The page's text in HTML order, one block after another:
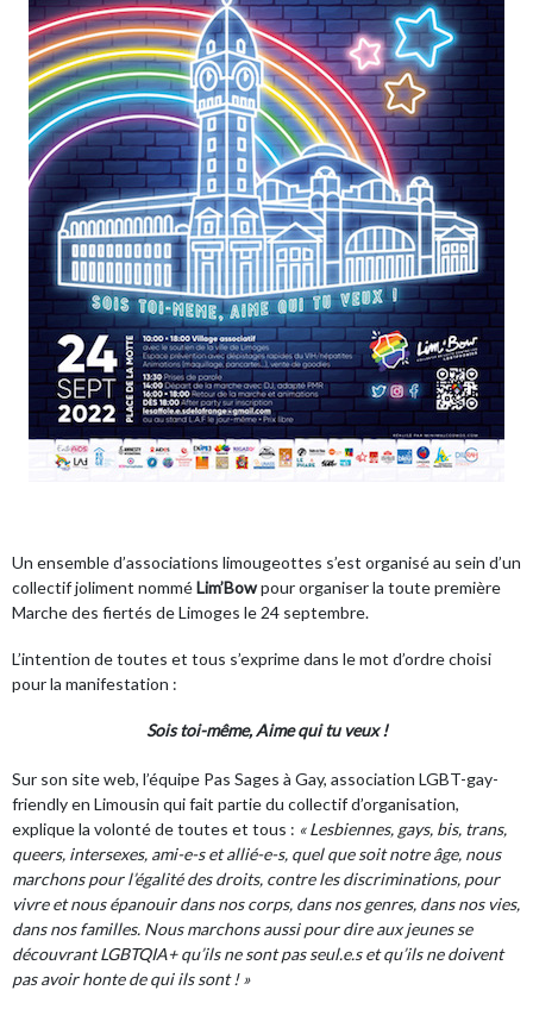
Un ensemble d’associations limougeottes s’est organisé au sein d’un
collectif joliment nomméLim’Bowpour organiser la toute première
Marche des fiertés de Limoges le 24 septembre.
L’intention de toutes et tous s’exprime dans le mot d’ordre choisi
pour la manifestation :
Sois toi-même, Aime qui tu veux !
Sur son site web, l’équipe Pas Sages à Gay, association LGBT-gay-
friendly en Limousin qui fait partie du collectif d’organisation,
explique la volonté de toutes et tous : « Lesbiennes, gays, bis, trans,
queers, intersexes, ami-e-s et allié-e-s, quel que soit notre âge, nous
marchons pour l’égalité des droits, contre les discriminations, pour
vivre et nous épanouir dans nos corps, dans nos genres, dans nos vies,
dans nos familles. Nous marchons aussi pour dire aux jeunes se
découvrant LGBTQIA+ qu’ils ne sont pas seul.e.s et qu’ils ne doivent
pas avoir honte de qui ils sont ! »